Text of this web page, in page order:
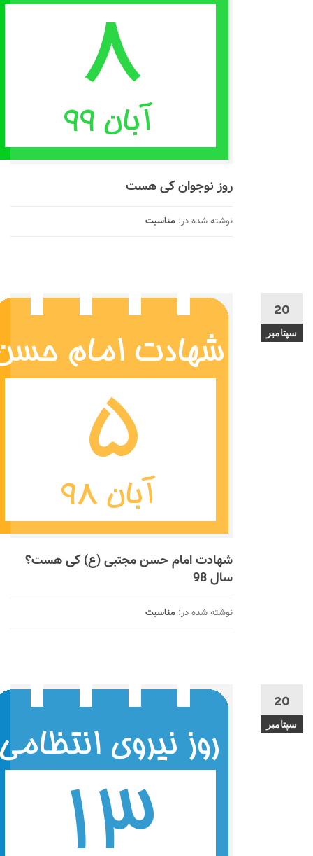
روز نوجوان کی هست
نوشته شده در:مناسبت
20
سپتامبر
شهادت امام حسن مجتبی (ع) کی هست؟
سال 98
نوشته شده در:مناسبت
20
سپتامبر